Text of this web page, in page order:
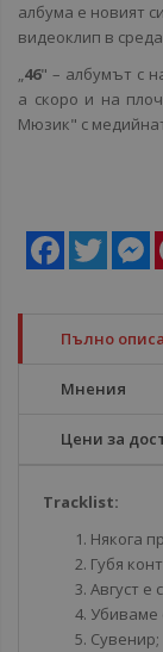
албума е новият
видеоклип в
„46" – албумът с
а скоро и на
Мюзик" с
Facebook
Twitter
Пълно
Мнения
Цени за
Tracklist:
Някога
Губя
Август е
Убиваме
Сувенир;